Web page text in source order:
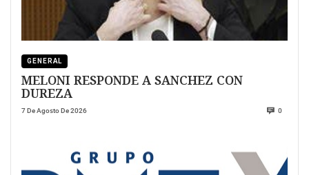
GENERAL
MELONI RESPONDE A SANCHEZ CON
DUREZA
7 De Agosto De 2026 0